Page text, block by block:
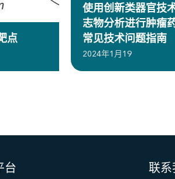
点
使用创新类器官技
志物分析进行肿瘤
常见技术问题指南
2024年1月19
台 联系